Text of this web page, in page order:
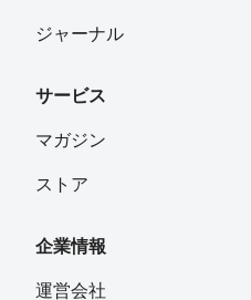
ジャーナル
サービス
マガジン
ストア
企業情報
運営会社